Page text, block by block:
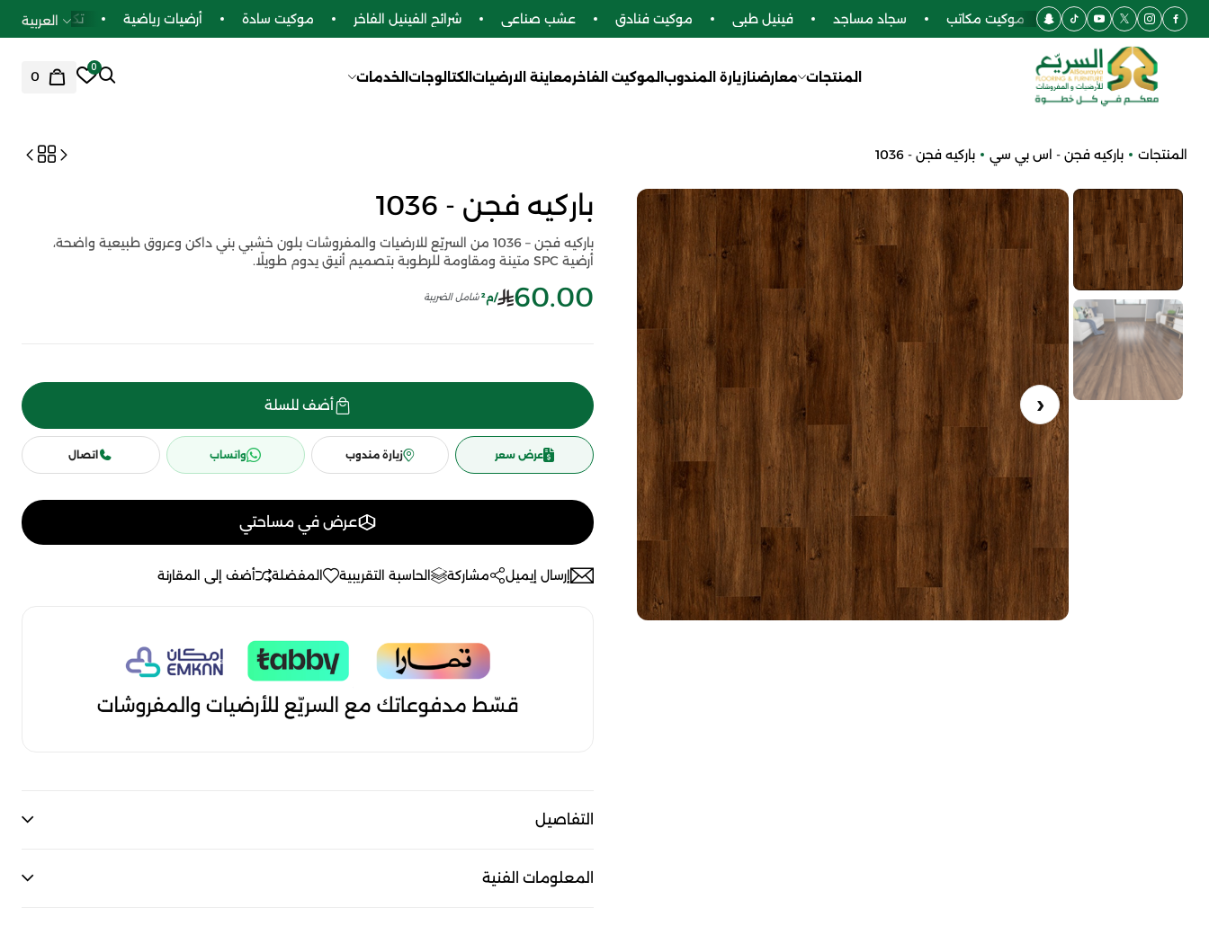
أرضيات SPC موكيت مكاتب سجاد مساجد فينيل طبي موكيت فنادق عشب صناعي شرائح الفينيل الفاخر موكيت سادة أرضيات رياضية تكسيات بديل
العربية
المنتجات معارضنا زيارة المندوب الموكيت الفاخرمعاينة الارضيات الكتالوجات الخدمات
0
0
المنتجات باركيه فجن - اس بي سي باركيه فجن - 1036
باركيه فجن - 1036
باركيه فجن – 1036 من السريّع للارضيات والمفروشات بلون خشبي بني داكن وعروق طبيعية واضحة،
أرضية SPC متينة ومقاومة للرطوبة بتصميم أنيق يدوم طويلًا.
60.00 /م² شامل الضريبة
أضف للسلة
عرض سعر زيارة مندوب واتساب اتصال
عرض في مساحتي
إرسال إيميل مشاركة الحاسبة التقريبية المفضلة أضف إلى المقارنة
التفاصيل
المعلومات الفنية